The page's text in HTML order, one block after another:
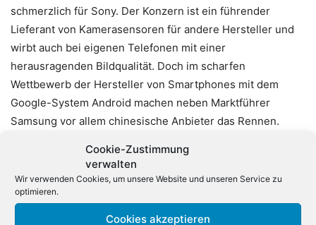
Cookie-Zustimmung
verwalten
Wir verwenden Cookies, um unsere Website und unseren Service zu
optimieren.
Cookies akzeptieren
schmerzlich für Sony. Der Konzern ist ein führender
Lieferant von Kamerasensoren für andere Hersteller und
wirbt auch bei eigenen Telefonen mit einer
herausragenden Bildqualität. Doch im scharfen
Wettbewerb der Hersteller von Smartphones mit dem
Google-System Android machen neben Marktführer
Samsung vor allem chinesische Anbieter das Rennen.
Gewinn steigern. Stabile Geldquellen sind auch das
Musikgeschäft und die Hollywood-Studios.
Insgesamt erhöhte der Sony-Konzern im vergangenen